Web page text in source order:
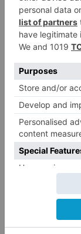
En el
los peores
que hay una
pacientes en
numerosos
las
seguridad en
de 10 a 12
SATSE
del Hospital
asignarse en